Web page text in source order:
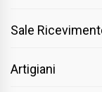
Sale
Artigiani